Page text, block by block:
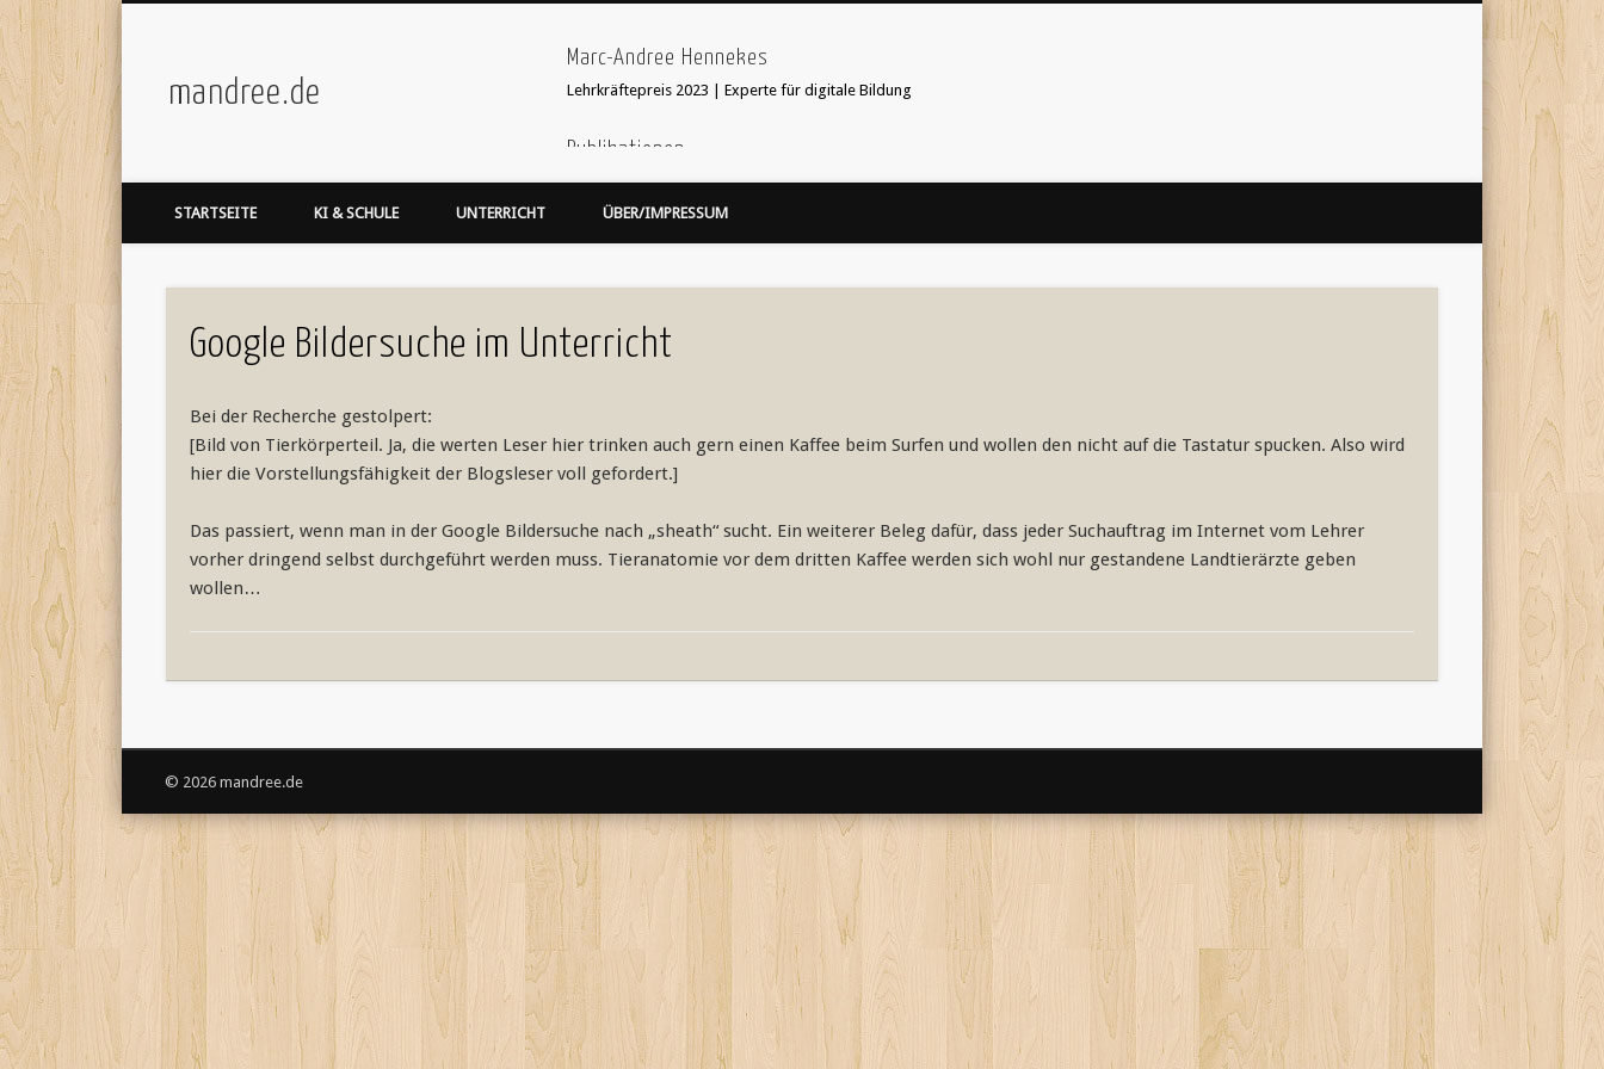
mandree.de
Marc-Andree Hennekes
Lehrkräftepreis 2023 | Experte für digitale Bildung
Publikationen
33 Ideen digitale Medien Englisch - step-by-step webcoach. Recherche im Internet
'Stop Motion Filme im Unterricht' in 'Web 2.0 im Fremdsprachenunterricht'
STARTSEITE KI & SCHULE UNTERRICHT ÜBER/IMPRESSUM
Google Bildersuche im Unterricht
Bei der Recherche gestolpert:
[Bild von Tierkörperteil. Ja, die werten Leser hier trinken auch gern einen Kaffee beim Surfen und wollen den nicht auf die Tastatur spucken. Also wird
hier die Vorstellungsfähigkeit der Blogsleser voll gefordert.]
Das passiert, wenn man in der Google Bildersuche nach „sheath“ sucht. Ein weiterer Beleg dafür, dass jeder Suchauftrag im Internet vom Lehrer
vorher dringend selbst durchgeführt werden muss. Tieranatomie vor dem dritten Kaffee werden sich wohl nur gestandene Landtierärzte geben
wollen…
© 2026 mandree.de